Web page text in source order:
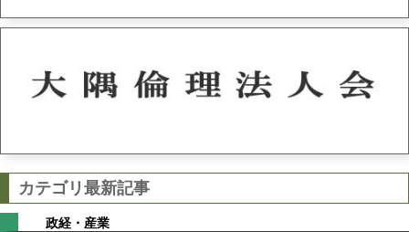
カテゴリ最新記事
政経・産業